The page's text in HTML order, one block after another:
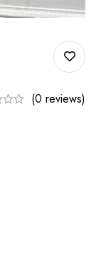
(0 reviews)